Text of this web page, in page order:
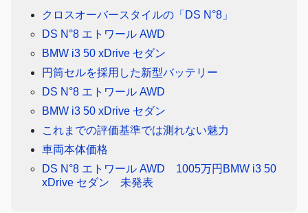
クロスオーバースタイルの「DS N°8」
DS N°8 エトワール AWD
BMW i3 50 xDrive セダン
円筒セルを採用した新型バッテリー
DS N°8 エトワール AWD
BMW i3 50 xDrive セダン
これまでの評価基準では測れない魅力
車両本体価格
DS N°8 エトワール AWD 1005万円BMW i3 50
xDrive セダン 未発表